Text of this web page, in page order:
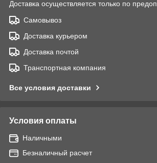
Доставка осуществляется только по
Самовывоз
Доставка курьером
Доставка почтой
Транспортная компания
Все условия доставки
Условия оплаты
Наличными
Безналичный расчет